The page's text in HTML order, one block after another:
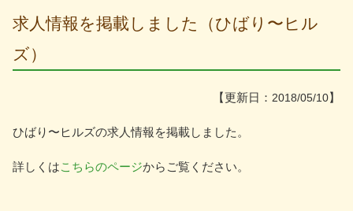
求人情報を掲載しました（ひばり〜ヒル
ズ）
【更新日： 2018/05/10】
ひばり〜ヒルズの求人情報を掲載しました。
詳しくはこちらのページからご覧ください。